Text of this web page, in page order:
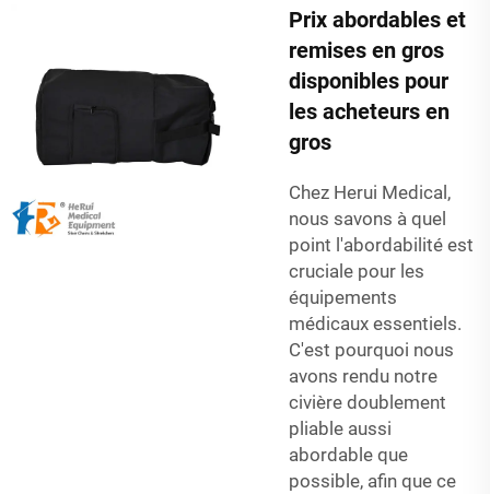
Prix abordables et
remises en gros
disponibles pour
les acheteurs en
gros
Chez Herui Medical,
nous savons à quel
point l'abordabilité est
cruciale pour les
équipements
médicaux essentiels.
C'est pourquoi nous
avons rendu notre
civière doublement
pliable aussi
abordable que
possible, afin que ce